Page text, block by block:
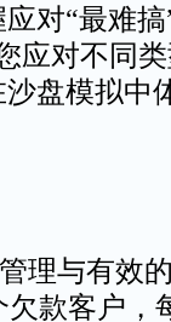
对“最难搞
应对不同
盘模拟中
理与有效
款客户，